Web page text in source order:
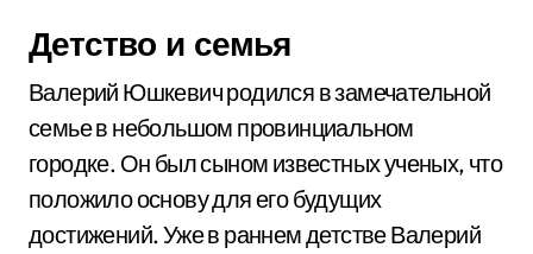
Детство и семья
Валерий Юшкевич родился в замечательной
семье в небольшом провинциальном
городке. Он был сыном известных ученых, что
положило основу для его будущих
достижений. Уже в раннем детстве Валерий